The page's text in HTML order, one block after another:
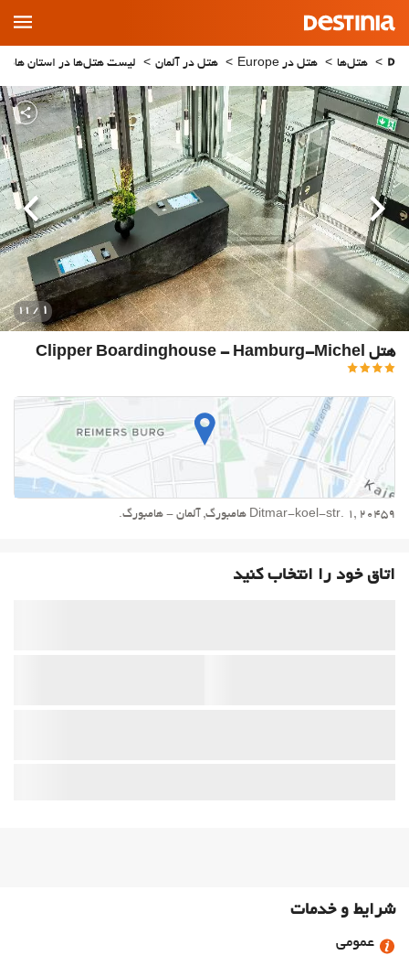
Main
Menu
هتل‌ها هتل در Europe هتل در آلمان لیست هتل‌ها در استان
هتل Clipper Boardinghouse - Hamburg-Michel
1
/ 11
قبلی بعدی
Ditmar-koel-str. 1, 20459 هامبورگ, آلمان - هامبورگ.
اتاق خود را انتخاب کنید
شرایط و خدمات
عمومی